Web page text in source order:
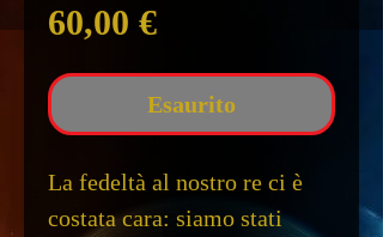
60,00 €Prezzo
Esaurito
La fedeltà al nostro re ci è
costata cara: siamo stati